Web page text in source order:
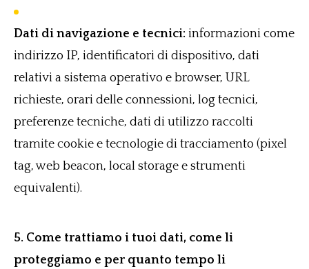
Dati di navigazione e tecnici: informazioni come
indirizzo IP, identificatori di dispositivo, dati
relativi a sistema operativo e browser, URL
richieste, orari delle connessioni, log tecnici,
preferenze tecniche, dati di utilizzo raccolti
tramite cookie e tecnologie di tracciamento (pixel
tag, web beacon, local storage e strumenti
equivalenti).
5. Come trattiamo i tuoi dati, come li
proteggiamo e per quanto tempo li